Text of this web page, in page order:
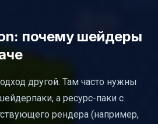
почему шейдеры
другой. Там часто нужны
а ресурс-паки с
рендера (например,